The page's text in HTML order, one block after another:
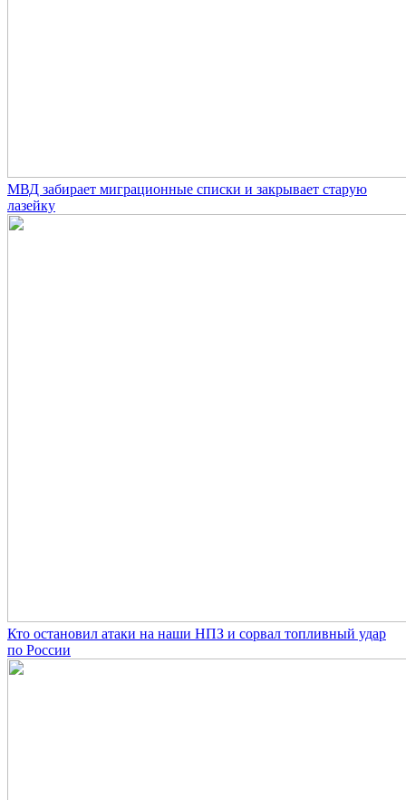
МВД забирает миграционные списки и закрывает старую
лазейку
Кто остановил атаки на наши НПЗ и сорвал топливный удар
по России